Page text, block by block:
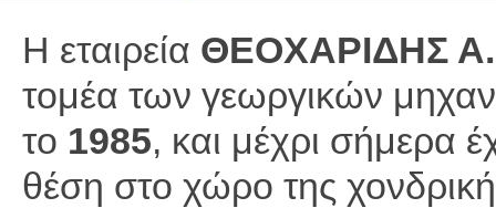
Η εταιρεία ΘΕΟΧΑΡΙΔΗΣ
τομέα των γεωργικών
το 1985, και μέχρι σήμερα
θέση στο χώρο της